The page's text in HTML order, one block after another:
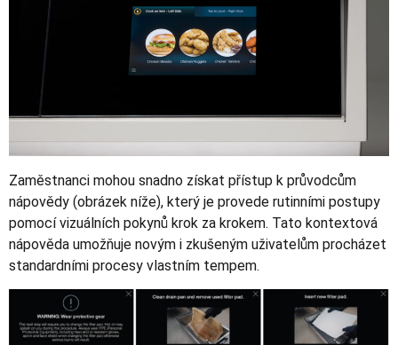
Zaměstnanci mohou snadno získat přístup k průvodcům
nápovědy (obrázek níže), který je provede rutinními postupy
pomocí vizuálních pokynů krok za krokem. Tato kontextová
nápověda umožňuje novým i zkušeným uživatelům procházet
standardními procesy vlastním tempem.